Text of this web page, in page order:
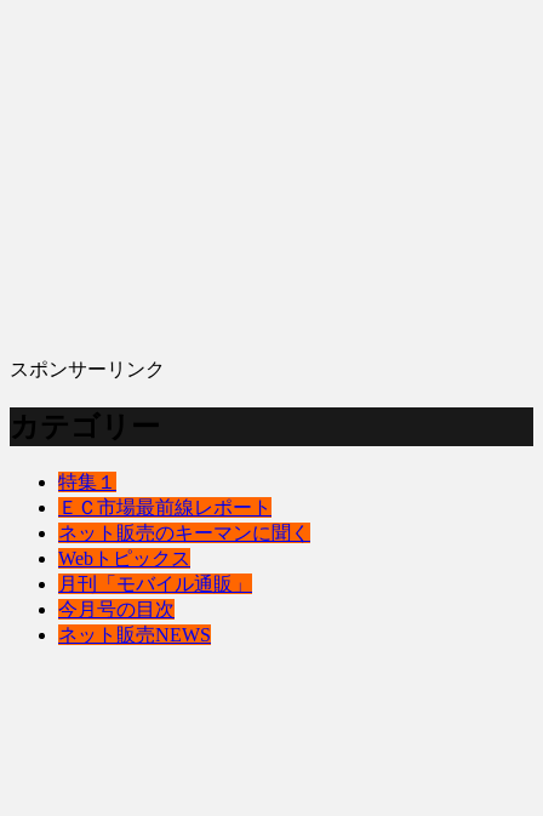
スポンサーリンク
カテゴリー
特集１
ＥＣ市場最前線レポート
ネット販売のキーマンに聞く
Webトピックス
月刊「モバイル通販」
今月号の目次
ネット販売NEWS